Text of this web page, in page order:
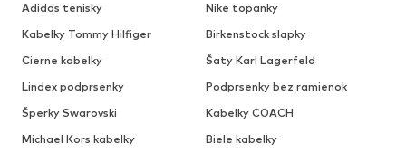
Adidas tenisky
Nike topanky
Kabelky Tommy Hilfiger
Birkenstock slapky
Cierne kabelky
Šaty Karl Lagerfeld
Lindex podprsenky
Podprsenky bez ramienok
Šperky Swarovski
Kabelky COACH
Michael Kors kabelky
Biele kabelky